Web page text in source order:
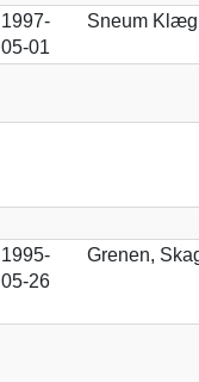
1997-
05-01
Sneum
1995-
05-26
Grenen,